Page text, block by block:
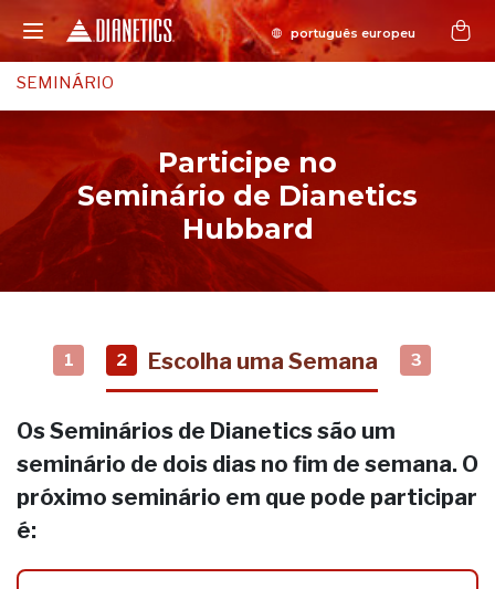
SEMINÁRIO
Participe no
Seminário de Dianetics
Hubbard
1 2 Escolha uma Semana 3
Os Seminários de Dianetics são um
seminário de dois dias no fim de semana. O
próximo seminário em que pode participar
é: